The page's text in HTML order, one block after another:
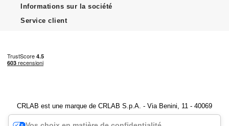
Informations sur la société
Service client
CRLAB est une marque de CRLAB S.p.A. - Via Benini, 11 - 40069
Zola Predosa (BO) - Numéro de TVA 04247251202